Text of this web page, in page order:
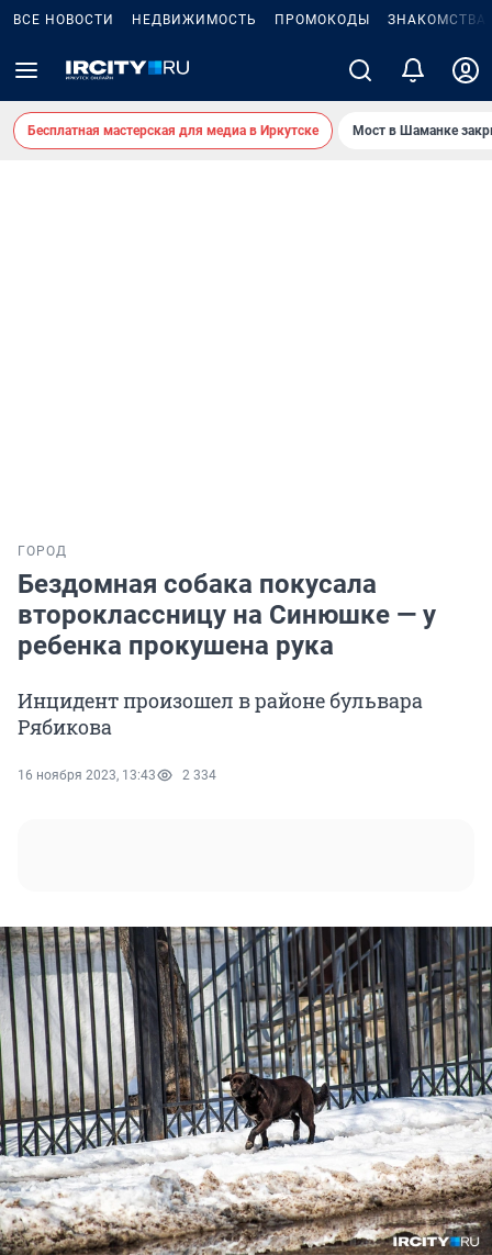
ВСЕ НОВОСТИ НЕДВИЖИМОСТЬ ПРОМОКОДЫ ЗНАКОМСТВА
Бесплатная мастерская для медиа в Иркутске Мост в Шаманке
ГОРОД
Бездомная собака покусала
второклассницу на Синюшке — у
ребенка прокушена рука
Инцидент произошел в районе бульвара
Рябикова
16 ноября 2023, 13:43 2 334